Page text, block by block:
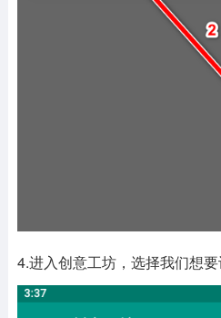
4.进入创意工坊，选择我们想要